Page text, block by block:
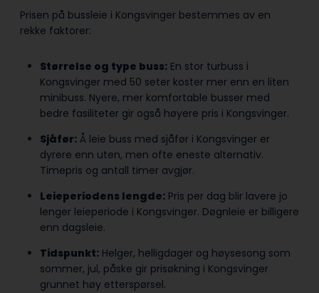
Prisen på bussleie i Kongsvinger bestemmes av en
rekke faktorer:
Størrelse og type buss: En stor turbuss i
Kongsvinger med 50 seter koster mer enn en liten
minibuss. Nyere, mer komfortable busser med
bedre fasiliteter gir også høyere pris i Kongsvinger.
Sjåfør: Å leie buss med sjåfør i Kongsvinger er
dyrere enn uten, men ofte eneste alternativ.
Timepris og antall timer avgjør.
Leieperiodens lengde: Pris per dag blir lavere jo
lenger leieperiode i Kongsvinger. Døgnleie er billigere
enn dagsleie.
Tidspunkt: Helger, helligdager og høysesong som
sommer, jul, påske gir prisøkning i Kongsvinger
grunnet høy etterspørsel.